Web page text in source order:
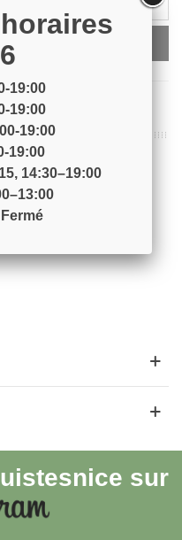
Panier
sur
19:00
19:00
19:00
19:00
14:30–19:00
Fermé